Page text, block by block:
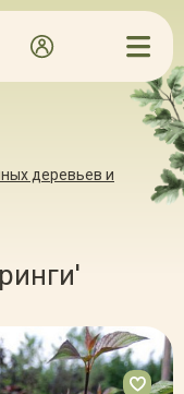
деревьев и